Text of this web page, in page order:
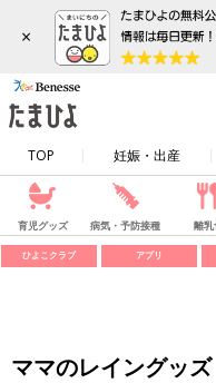
×
TOP 妊娠・出産
育児グッズ 病気・予防接種 離乳
ひよこクラブ アプリ
ママのレイングッ